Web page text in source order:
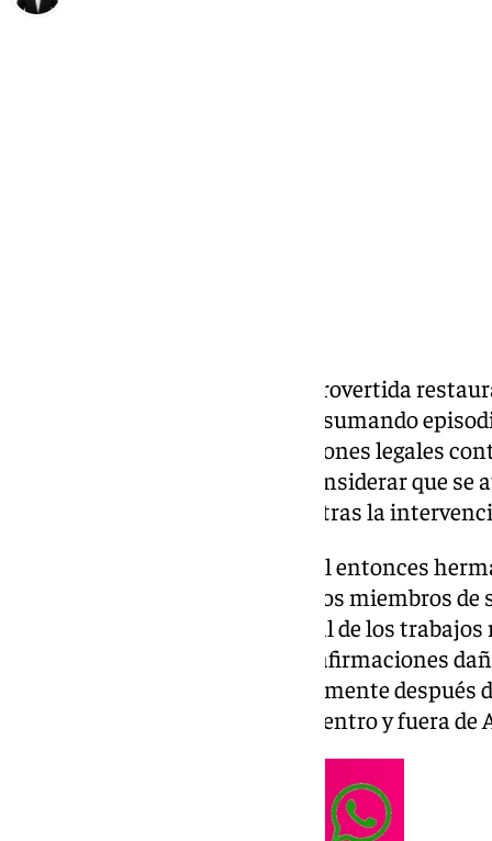
El conflicto surgido tras la controvertida
Esperanza Macarena continúa sumando
Arquillo ha decidido iniciar acciones legales
de la hermandad sevillana al considerar que
de las declaraciones realizadas tras la
Según sostiene el restaurador, el entonces
Fernández Cabrero, junto a varios miembros
públicamente del resultado final de los
Arquillo entiende que aquellas afirmaciones
profesional y personal, especialmente después
mediática que alcanzó el caso dentro y fuera de